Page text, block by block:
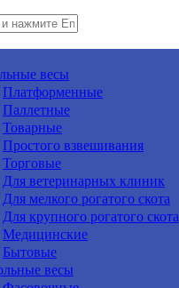
весы
Платформенные
Паллетные
Товарные
Простого взвешивания
Торговые
Для ветеринарных клиник
Для мелкого рогатого скота
Для крупного рогатого скота
Медицинские
Бытовые
весы